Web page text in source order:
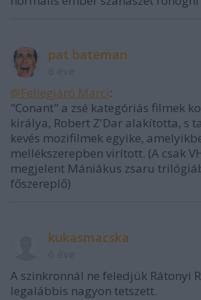
pat bateman
@Fellegjáró Marci:
"Conant" a zsé kategóriás filmek
királya, Robert Z'Dar alakította, s
kevés mozifilmek egyike,
mellékszerepben virított. (A csak
megjelent Mániákus zsaru
főszereplő)
kukasmacska
A szinkronnál ne feledjük Rátonyi
legalábbis nagyon tetszett.